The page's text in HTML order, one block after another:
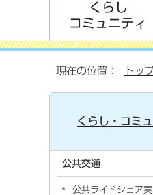
くらし
コミュニティ
現在の位置： トッ
くらし・コミ
公共交通
公共ライドシェア